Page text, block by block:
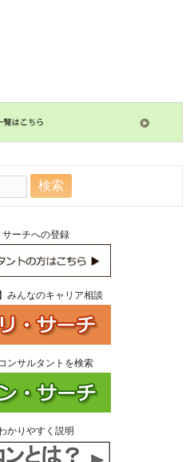
ーチへの登録
みんなのキャリア相談
ンサルタントを検索
かりやすく説明